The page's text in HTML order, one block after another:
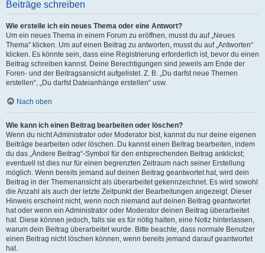
Beiträge schreiben
Wie erstelle ich ein neues Thema oder eine Antwort?
Um ein neues Thema in einem Forum zu eröffnen, musst du auf „Neues
Thema“ klicken. Um auf einen Beitrag zu antworten, musst du auf „Antworten“
klicken. Es könnte sein, dass eine Registrierung erforderlich ist, bevor du einen
Beitrag schreiben kannst. Deine Berechtigungen sind jeweils am Ende der
Foren- und der Beitragsansicht aufgelistet. Z. B. „Du darfst neue Themen
erstellen“, „Du darfst Dateianhänge erstellen“ usw.
Nach oben
Wie kann ich einen Beitrag bearbeiten oder löschen?
Wenn du nicht Administrator oder Moderator bist, kannst du nur deine eigenen
Beiträge bearbeiten oder löschen. Du kannst einen Beitrag bearbeiten, indem
du das „Ändere Beitrag“-Symbol für den entsprechenden Beitrag anklickst;
eventuell ist dies nur für einen begrenzten Zeitraum nach seiner Erstellung
möglich. Wenn bereits jemand auf deinen Beitrag geantwortet hat, wird dein
Beitrag in der Themenansicht als überarbeitet gekennzeichnet. Es wird sowohl
die Anzahl als auch der letzte Zeitpunkt der Bearbeitungen angezeigt. Dieser
Hinweis erscheint nicht, wenn noch niemand auf deinen Beitrag geantwortet
hat oder wenn ein Administrator oder Moderator deinen Beitrag überarbeitet
hat. Diese können jedoch, falls sie es für nötig halten, eine Notiz hinterlassen,
warum dein Beitrag überarbeitet wurde. Bitte beachte, dass normale Benutzer
einen Beitrag nicht löschen können, wenn bereits jemand darauf geantwortet
hat.